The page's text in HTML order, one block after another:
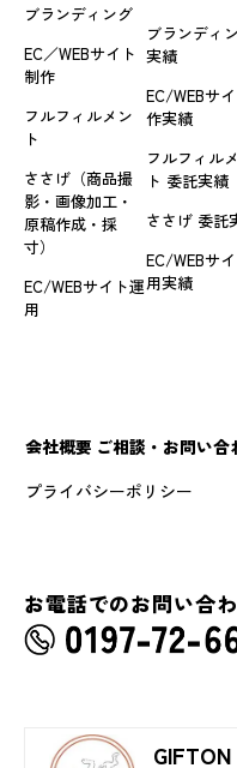
ブランディング
EC／WEBサイト
制作
フルフィルメン
ト
ささげ（商品撮
影・画像加工・
原稿作成・採
寸）
EC/WEBサイト運
用
ブランディ
実績
EC/WEBサ
作実績
フルフィル
ト 委託実績
ささげ 委託
EC/WEBサ
用実績
会社概要 ご相談・お問い合
プライバシーポリシー
お電話でのお問い合
GIFTON